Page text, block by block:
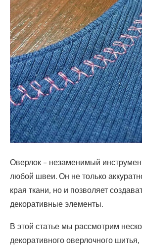
Оверлок – незаменимый
любой швеи. Он не только
края ткани, но и позволяет
декоративные элементы.
В этой статье мы рассмотрим
декоративного оверлочного